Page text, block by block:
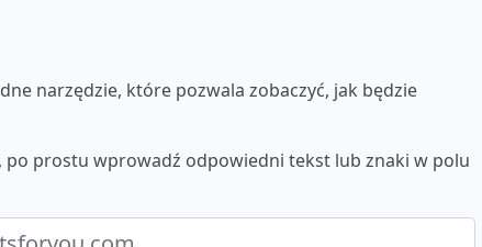
narzędzie, które pozwala zobaczyć, jak będzie
po prostu wprowadź odpowiedni tekst lub znaki w polu